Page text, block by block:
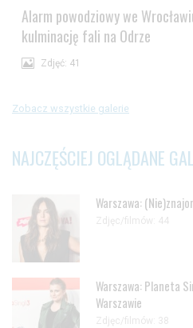
Alarm powodziowy we
kulminację fali na Odrze
Zdjęć: 41
Zobacz wszystkie galerie
NAJCZĘŚCIEJ OGLĄDANE
Warszawa:
Zdjęc/filmów: 44
Warszawa: Planeta
Warszawie
Zdjęc/filmów: 38